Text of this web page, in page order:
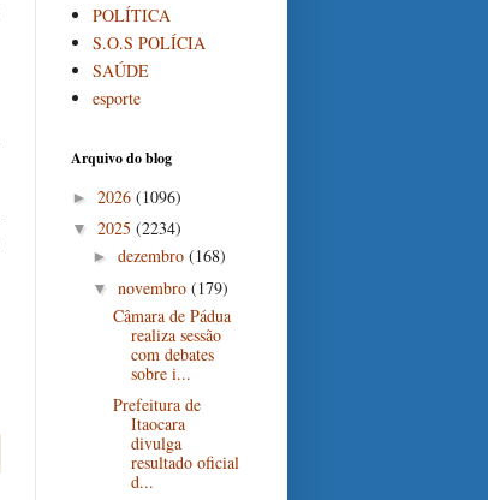
POLÍTICA
S.O.S POLÍCIA
SAÚDE
esporte
Arquivo do blog
► 2026 (1096)
▼ 2025 (2234)
► dezembro (168)
▼ novembro (179)
Câmara de Pádua
realiza sessão
com debates
sobre i...
Prefeitura de
Itaocara
divulga
resultado oficial
d...